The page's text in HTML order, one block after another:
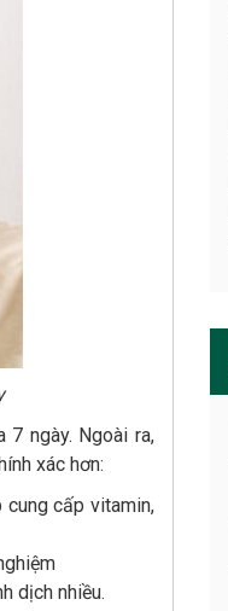
ngày. Ngoài ra,
xác hơn:
cấp vitamin,
dịch nhiều.